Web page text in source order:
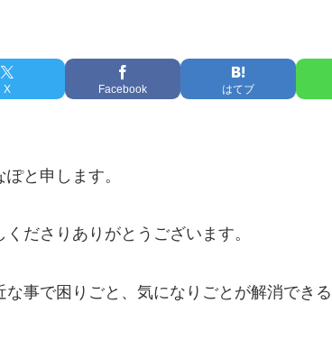
X Facebook はてブ
と申します。
ださりありがとうございます。
な事で困りごと、気になりごとが解消でき